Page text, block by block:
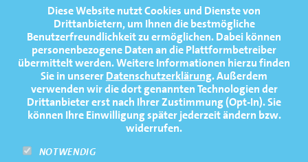
Diese Website nutzt Cookies und Dienste von
Drittanbietern, um Ihnen die bestmögliche
Benutzerfreundlichkeit zu ermöglichen.Dabei können
personenbezogene Daten an die Plattformbetreiber
übermittelt werden. Weitere Informationen hierzu finden
Sie in unsererDatenschutzerklärung. Außerdem
verwenden wir die dort genannten Technologien der
Drittanbieter erst nach Ihrer Zustimmung (Opt-In). Sie
können Ihre Einwilligung später jederzeit ändern bzw.
widerrufen.
NOTWENDIG
FOOTERNAVIGATION
NEWS
TERMINE
MEDIATHEK
PRESSE
FAQ
NEWSLETTER